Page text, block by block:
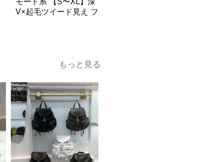
V×起毛ツイード見え フ
もっと見る